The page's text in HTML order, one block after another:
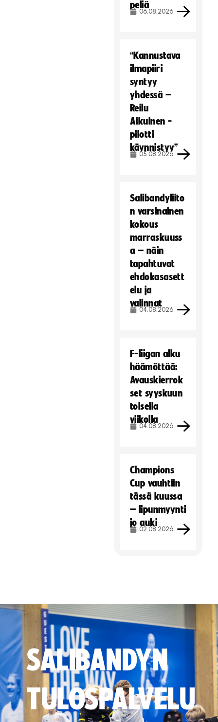
peliä
06.08.2026
“Kannustava
ilmapiiri
syntyy
yhdessä –
Reilu
Aikuinen -
pilotti
käynnistyy”
05.08.2026
Salibandyliito
n varsinainen
kokous
marraskuuss
a – näin
tapahtuvat
ehdokasasett
elu ja
valinnat
04.08.2026
F-liigan alku
häämöttää:
Avauskierrok
set syyskuun
toisella
viikolla
04.08.2026
Champions
Cup vauhtiin
tässä kuussa
– lipunmyynti
jo auki
02.08.2026
SALIBANDYN
TULOSPALVELU